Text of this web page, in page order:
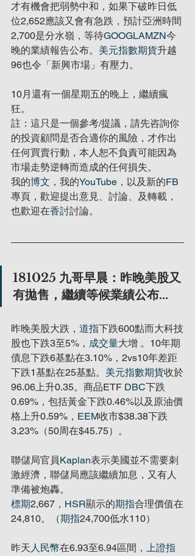
才有機會把弱勢中和，如果下破昨日低
位2,652應該又會有急跌，預計亞洲時間
2,700是分水嶺，等待GOOGLAMZN今
晚的業績報告公布。 美元指數期貨升越
96也令「新興市場」有壓力。
10月還有一個星期五的晚上，繼續瘋
狂。
註：這只是一個參考/提議，請先咨詢你
的投資顧問是否合適你的風險，才作出
任何買賣行動，本人恕不負責可能因為
市場走勢逆轉而造成的任何損失。
我的博文 ，我的YouTube ，以及新的FB
專頁，歡迎提出意見、討論、及轉載，
也歡迎在香討討論。
181025 九哥早晨：昨晚美股又
有拋售，繼續等候業績公布...
昨晚美股大跌， 道指下跌600點而大科技
股也下跌3至5%， 成交量大增 。10年期
債息下跌6基點在3.10%，2vs10年差距
下跌1基點在25基點。 美元指數期貨收於
96.06上升0.35。商品ETF DBC下跌
0.69%，包括黃金下跌0.46%以及原油價
格上升0.59%， EEM收市$38.38下跌
3.23%（50周在$45.75）。
聯儲局官員Kaplan表示美國並不需要刺
激經濟，聯儲局應該繼續加息，又有人
準備被炮轟。
標期2,667， HSR顯示的期指合理價值在
24,810。（期指24,700低水110）
昨天人民幣在6.93至6.94區間， 上證指